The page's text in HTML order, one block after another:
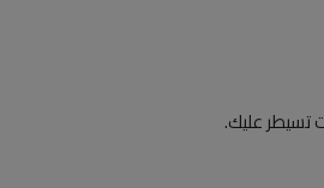
تسيطر عليك.